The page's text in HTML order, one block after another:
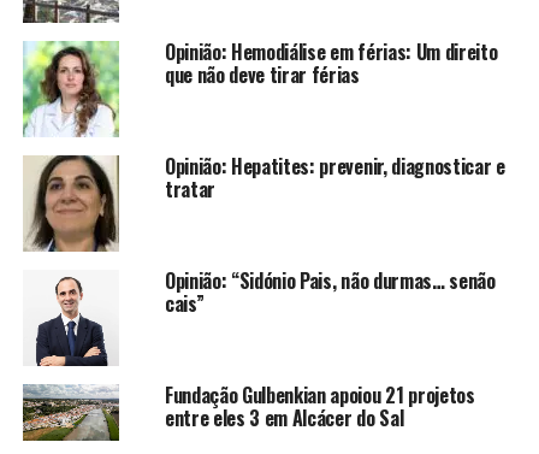
Opinião: Hemodiálise em férias: Um direito
que não deve tirar férias
Opinião: Hepatites: prevenir, diagnosticar e
tratar
Opinião: “Sidónio Pais, não durmas… senão
cais”
Fundação Gulbenkian apoiou 21 projetos
entre eles 3 em Alcácer do Sal